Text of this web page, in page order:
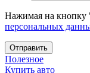
Нажимая на кнопку
персональных
Отправить
Полезное
Купить авто